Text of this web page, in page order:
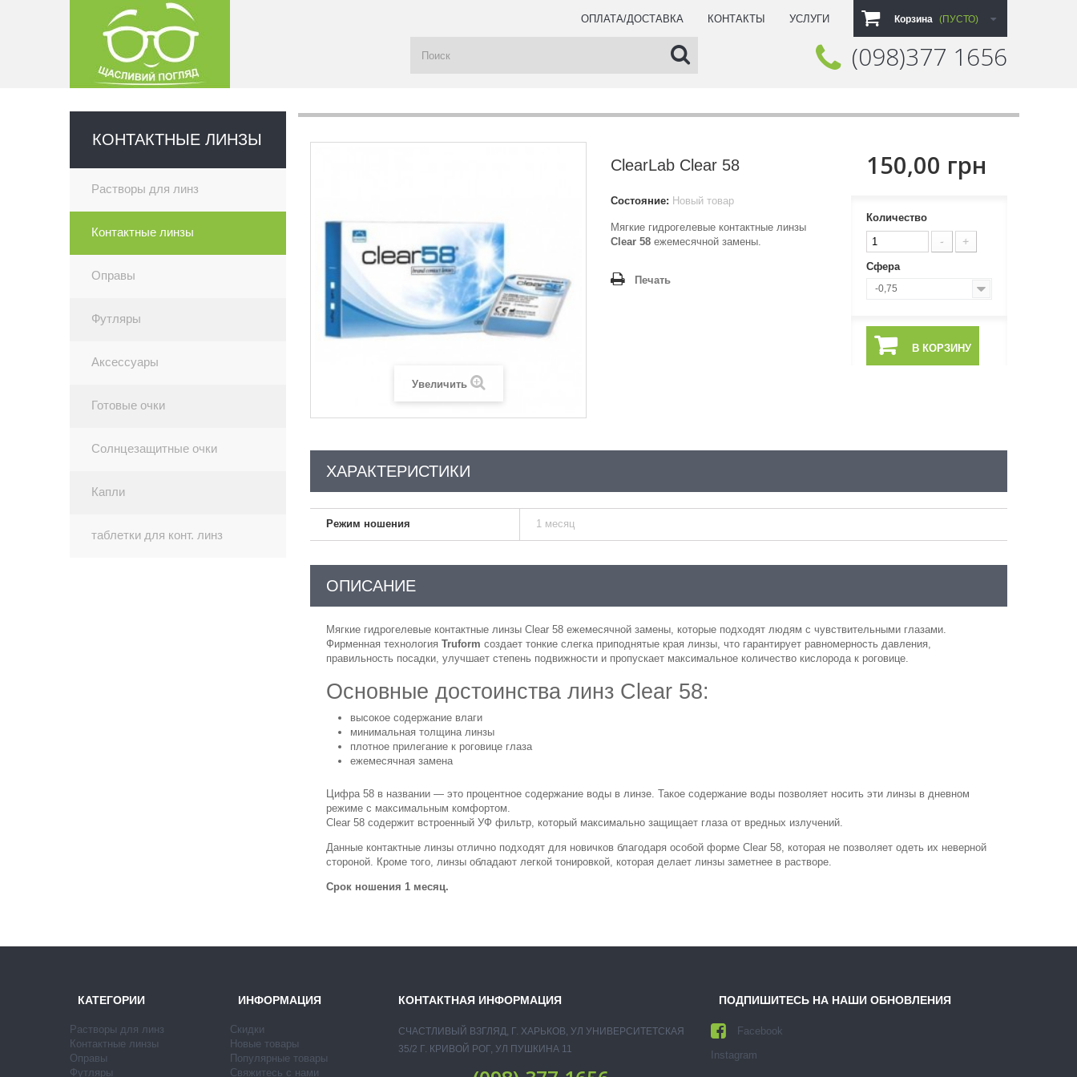
Корзина (ПУСТО)
УСЛУГИ
КОНТАКТЫ
ОПЛАТА/ДОСТАВКА
Звоните нам: (098)377 1656
КОНТАКТНЫЕ ЛИНЗЫ
Растворы для линз
Контактные линзы
Оправы
Футляры
Аксессуары
Готовые очки
Солнцезащитные очки
Капли
таблетки для конт. линз
Увеличить
ClearLab Clear 58
Состояние: Новый товар
Мягкие гидрогелевые контактные линзы
Clear 58 ежемесячной замены.
Печать
150,00 грн
Количество
Сфера
-0,75
В КОРЗИНУ
ХАРАКТЕРИСТИКИ
Режим ношения 1 месяц
ОПИСАНИЕ
Мягкие гидрогелевые контактные линзы Clear 58 ежемесячной замены, которые подходят людям с чувствительными глазами.
Фирменная технология Truform создает тонкие слегка приподнятые края линзы, что гарантирует равномерность давления,
правильность посадки, улучшает степень подвижности и пропускает максимальное количество кислорода к роговице.
Основные достоинства линз Clear 58:
высокое содержание влаги
минимальная толщина линзы
плотное прилегание к роговице глаза
ежемесячная замена
Цифра 58 в названии — это процентное содержание воды в линзе. Такое содержание воды позволяет носить эти линзы в дневном
режиме с максимальным комфортом.
Clear 58 содержит встроенный УФ фильтр, который максимально защищает глаза от вредных излучений.
Данные контактные линзы отлично подходят для новичков благодаря особой форме Clear 58, которая не позволяет одеть их неверной
стороной. Кроме того, линзы обладают легкой тонировкой, которая делает линзы заметнее в растворе.
Срок ношения 1 месяц.
КАТЕГОРИИ
Растворы для линз
Контактные линзы
Оправы
Футляры
ИНФОРМАЦИЯ
Скидки
Новые товары
Популярные товары
Свяжитесь с нами
КОНТАКТНАЯ ИНФОРМАЦИЯ
СЧАСТЛИВЫЙ ВЗГЛЯД, Г. ХАРЬКОВ, УЛ УНИВЕРСИТЕТСКАЯ
35/2 Г. КРИВОЙ РОГ, УЛ ПУШКИНА 11
ПОДПИШИТЕСЬ НА НАШИ ОБНОВЛЕНИЯ
Facebook
Instagram